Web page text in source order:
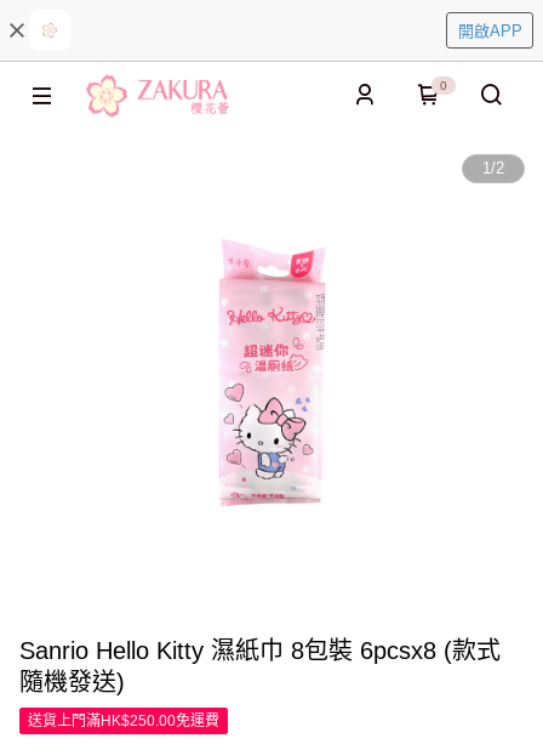
開啟APP
0
1/2
Sanrio Hello Kitty 濕紙巾 8包裝 6pcsx8 (款式
隨機發送)
送貨上門滿HK$250.00免運費